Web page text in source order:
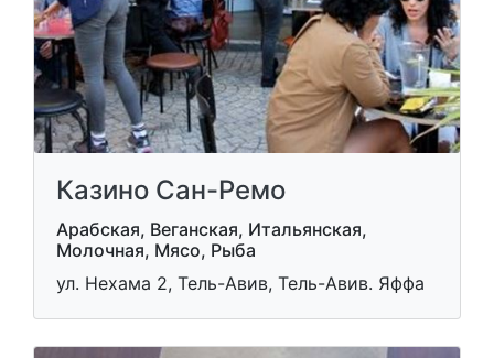
Казино Сан-Ремо
Арабская, Веганская, Итальянская,
Молочная, Мясо, Рыба
ул. Нехама 2, Тель-Авив, Тель-Авив. Яффа